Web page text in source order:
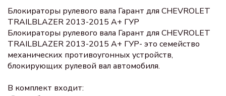
Блокираторы рулевого вала Гарант для CHEVROLET
TRAILBLAZER 2013-2015 А+ ГУР
Блокираторы рулевого вала Гарант для CHEVROLET
TRAILBLAZER 2013-2015 А+ ГУР- это семейство
механических противоугонных устройств,
блокирующих рулевой вал автомобиля.
В комплект входит: